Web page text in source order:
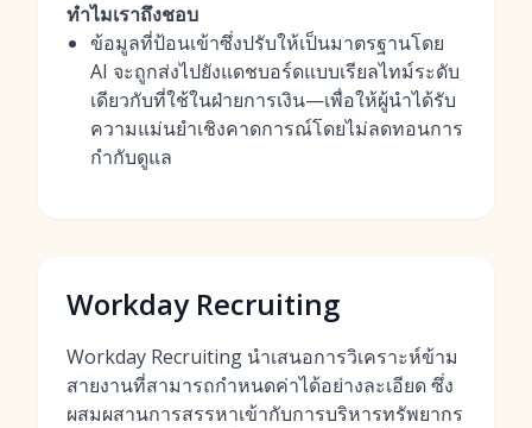
ทำไมเราถึงชอบ
ข้อมูลที่ป้อนเข้าซึ่งปรับให้เป็นมาตรฐานโดย
AI จะถูกส่งไปยังแดชบอร์ดแบบเรียลไทม์ระดับ
เดียวกับที่ใช้ในฝ่ายการเงิน—เพื่อให้ผู้นำได้รับ
ความแม่นยำเชิงคาดการณ์โดยไม่ลดทอนการ
กำกับดูแล
Workday Recruiting
Workday Recruiting นำเสนอการวิเคราะห์ข้าม
สายงานที่สามารถกำหนดค่าได้อย่างละเอียด ซึ่ง
ผสมผสานการสรรหาเข้ากับการบริหารทรัพยากร